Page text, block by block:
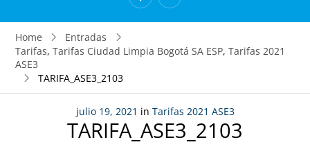
Home
Entradas
Tarifas, Tarifas Ciudad Limpia Bogotá SA ESP, Tarifas 2021
ASE3
TARIFA_ASE3_2103
julio 19, 2021 in Tarifas 2021 ASE3
TARIFA_ASE3_2103